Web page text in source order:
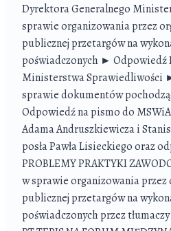
Dyrektora Generalnego
sprawie organizowania przez
publicznej przetargów na
poświadczonych ► Odpowiedź
Ministerstwa Sprawiedliwości
sprawie dokumentów
Odpowiedź na pismo do
Adama Andruszkiewicza i
posła Pawła Lisieckiego oraz
PROBLEMY PRAKTYKI
w sprawie organizowania
publicznej przetargów na
poświadczonych przez